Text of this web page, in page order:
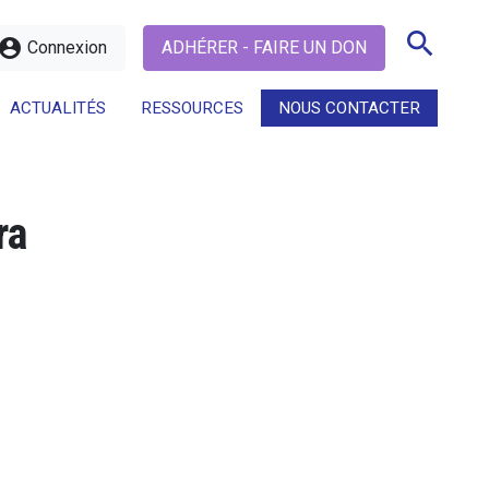
account_circle Connexion ADHÉRER - FAIRE UN DON search
ACTUALITÉS RESSOURCES NOUS CONTACTER